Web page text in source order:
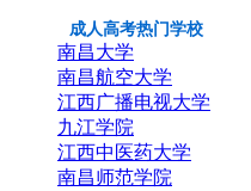
成人高考热门学校
南昌大学
南昌航空大学
江西广播电视大学
九江学院
江西中医药大学
南昌师范学院